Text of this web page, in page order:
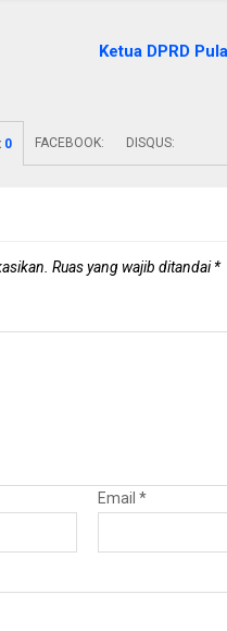
Ketua DPRD
0 FACEBOOK: DISQUS:
Ruas yang wajib ditandai*
Email *